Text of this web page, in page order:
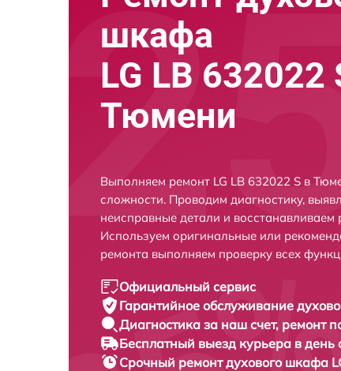
шкафа
LG LB 632022
Тюмени
Выполняем ремонт LG LB 632022 S в
сложности. Проводим диагностику,
неисправные детали и восстанавливаем
Используем оригинальные или
ремонта выполняем проверку всех
Официальный сервис
Гарантийное обслуживание
Диагностика за наш счет, ремонт
Бесплатный выезд курьера в день
Срочный ремонтдухового шкафа